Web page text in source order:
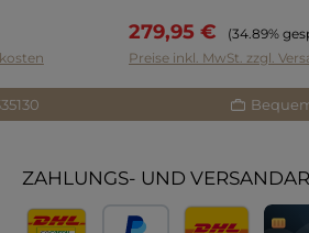
279,95 €
Regulärer
(34.89%
Preise inkl. MwSt. zzgl.
ZAHLUNGS- UND